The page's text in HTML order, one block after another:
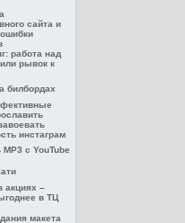
сайта и
работа над
рывок к
билбордах
инстаграм
с YouTube
акциях –
в ТЦ
макета